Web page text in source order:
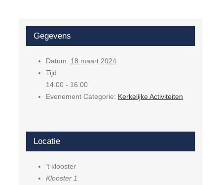
Gegevens
Datum: 18 maart 2024
Tijd:
14:00 - 16:00
Evenement Categorie: Kerkelijke Activiteiten
Locatie
’t klooster
Klooster 1